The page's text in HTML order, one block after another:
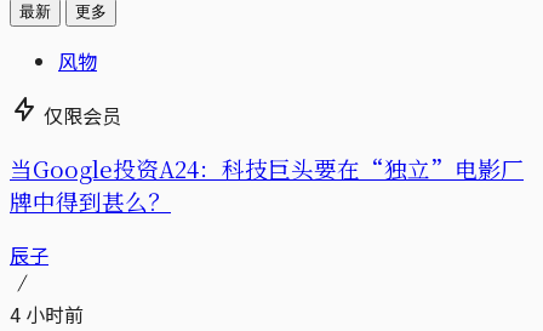
最新 更多
风物
仅限会员
当Google投资A24：科技巨头要在“独立”电影厂
牌中得到甚么？
辰子
4 小时前